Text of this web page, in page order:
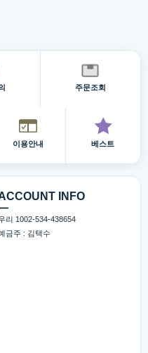
주문조회
이용안내 베스트
INFO
리 1002-534-438654
금주 : 김택수